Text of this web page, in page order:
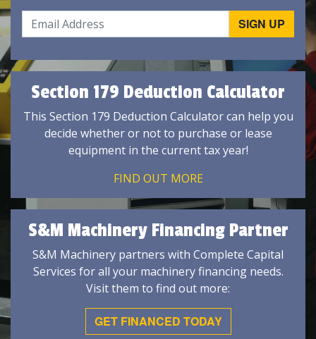
Section 179 Deduction Calculator
This Section 179 Deduction Calculator can help you
decide whether or not to purchase or lease
equipment in the current tax year!
FIND OUT MORE
S&M Machinery Financing Partner
S&M Machinery partners with Complete Capital
Services for all your machinery financing needs.
Visit them to find out more:
GET FINANCED TODAY